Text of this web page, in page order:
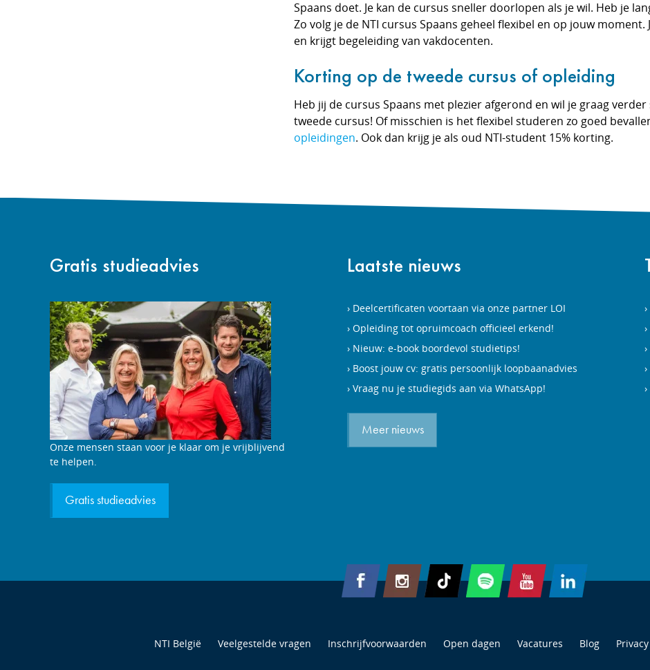
Spaans doet. Je kan de cursus sneller doorlopen als je wil. Heb je
Zo volg je de NTI cursus Spaans geheel flexibel en op jouw
en krijgt begeleiding van vakdocenten.
Korting op de tweede cursus of opleiding
Heb jij de cursus Spaans met plezier afgerond en wil je graag
tweede cursus! Of misschien is het flexibel studeren zo goed
opleidingen. Ook dan krijg je als oud NTI-student 15% korting.
Gratis studieadvies
Studieadviesgesprek
aanvragen
Onze mensen staan voor je klaar om je vrijblijvend
te helpen.
Gratis studieadvies
Laatste nieuws
Deelcertificaten voortaan via onze partner LOI
Opleiding tot opruimcoach officieel erkend!
Nieuw: e-book boordevol studietips!
Boost jouw cv: gratis persoonlijk loopbaanadvies
Vraag nu je studiegids aan via WhatsApp!
Meer nieuws
NTI België Veelgestelde vragen Inschrijfvoorwaarden Open dagen Vacatures Blog Privacy